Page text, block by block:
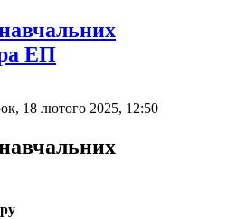
ЕП
18 лютого 2025, 12:50